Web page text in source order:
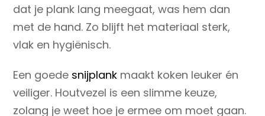
dat je plank lang meegaat, was hem dan
met de hand. Zo blijft het materiaal sterk,
vlak en hygiënisch.
Een goede snijplank maakt koken leuker én
veiliger. Houtvezel is een slimme keuze,
zolang je weet hoe je ermee om moet gaan.